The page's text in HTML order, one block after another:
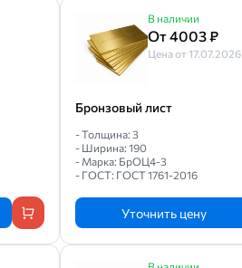
В наличии
От 4003 ₽
Цена от 17.07.2026
Бронзовый лист
- Толщина: 3
- Ширина: 190
- Марка: БрОЦ4-3
- ГОСТ: ГОСТ 1761-2016
Уточнить цену